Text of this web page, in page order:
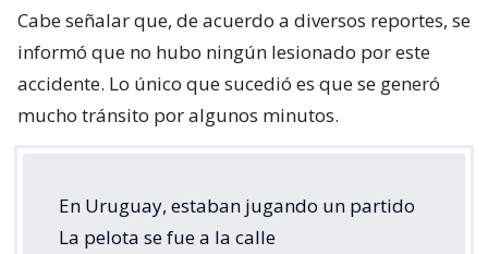
Cabe señalar que, de acuerdo a diversos reportes, se
informó que no hubo ningún lesionado por este
accidente. Lo único que sucedió es que se generó
mucho tránsito por algunos minutos.
En Uruguay, estaban jugando un partido
La pelota se fue a la calle